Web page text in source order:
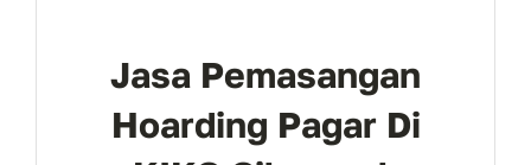
Jasa Pemasangan
Hoarding Pagar Di